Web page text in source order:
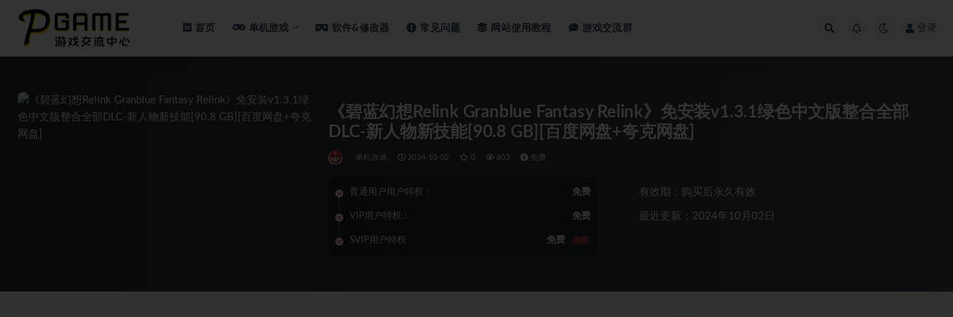
首页 单机游戏 软件&修改器 常见问题 网站使用教程 游戏交流群 登录
《碧蓝幻想Relink Granblue Fantasy Relink》免安装v1.3.1绿色中文版整合全部
DLC-新人物新技能[90.8 GB][百度网盘+夸克网盘]
单机游戏 2024-10-02 0 603 免费
普通用户用户特权： 免费
VIP用户特权： 免费
SVIP用户特权： 免费 推荐
有效期：购买后永久有效
最近更新：2024年10月02日